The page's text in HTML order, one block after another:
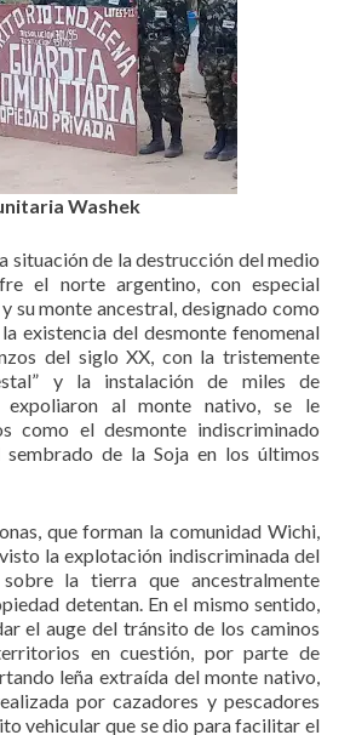
Washek
situación de la destrucción del medio
el norte argentino, con especial
su monte ancestral, designado como
la existencia del desmonte fenomenal
del siglo XX, con la tristemente
y la instalación de miles de
expoliaron al monte nativo, se le
como el desmonte indiscriminado
de la Soja en los últimos
que forman la comunidad Wichi,
la explotación indiscriminada del
la tierra que ancestralmente
detentan. En el mismo sentido,
el auge del tránsito de los caminos
en cuestión, por parte de
leña extraída del monte nativo,
por cazadores y pescadores
vehicular que se dio para facilitar el